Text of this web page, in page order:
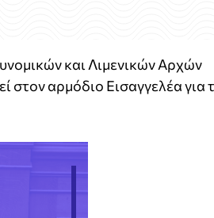
και Λιμενικών Αρχών
στον αρμόδιο Εισαγγελέα για